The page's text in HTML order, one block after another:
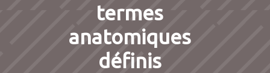
termes
anatomiques
définis